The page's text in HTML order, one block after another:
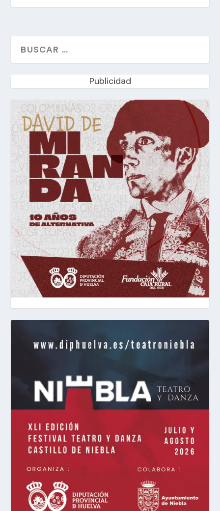
Publicidad